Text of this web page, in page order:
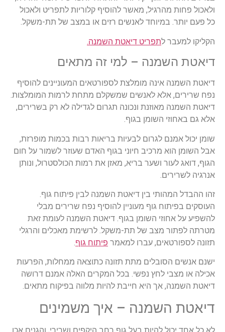
ולאכול פחות מהרגיל, מאשר להוסיף קלוריות לתפריט ולאכול
כל פעם יותר. במיוחד לאנשים רזים או במצב של תת-משקל.
הקליקו למעבר לתפריט דיאטת השמנה.
דיאטת השמנה – למי זה מתאים
דיאטת השמנה אינה מומלצת לספורטאים המעוניינים להוסיף
נפח שרירים, אלא לאנשים שמשקלם מתחת לרמות המומלצות.
דיאטת השמנה מאוזנת ונכונה תגרום לגדילה לא רק בשרירים,
אלא גם באחוזי השומן בגוף.
שומן יכול אמנם לגרום לבעיות בריאות רבות בכמות מופרזת,
אבל השומן הוא מרכיב חיוני בגוף האדם שעוזר לשמור על חום
הגוף, דואג לעור ושער בריא, מאזן את רמות הכולסטרול, ונותן
אנרגיה לשרירים.
זהו ההבדל המהותי בין דיאטת השמנה לבין פיתוח גוף.
העוסקים בפיתוח גוף מעוניין להוסיף נפח שרירים מבלי
להשפיע על אחוזי השומן בגוף. דיאטת השמנה לעומת זאת
מטרתה לפתור מצב של תת-משקל. לרשימת מאכלים והרגלי
תזונה לספורטאים, עברו למאמר פיתוח גוף.
ישנם אנשים הסובלים מתת תזונה כתוצאה ממחלות, הפרעות
אכילה או מצבי לחץ נפשי. בכל המקרים האלה אמנם דרושה
דיאטת השמנה, אך היא חייבת להיות מלווה בפיקוח מתאים.
דיאטת השמנה – איך משמינים